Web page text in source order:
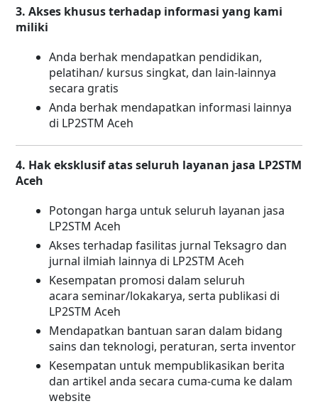
3. Akses khusus terhadap informasi yang kami
miliki
Anda berhak mendapatkan pendidikan,
pelatihan/ kursus singkat, dan lain-lainnya
secara gratis
Anda berhak mendapatkan informasi lainnya
di LP2STM Aceh
4. Hak eksklusif atas seluruh layanan jasa LP2STM
Aceh
Potongan harga untuk seluruh layanan jasa
LP2STM Aceh
Akses terhadap fasilitas jurnal Teksagro dan
jurnal ilmiah lainnya di LP2STM Aceh
Kesempatan promosi dalam seluruh
acara seminar/lokakarya, serta publikasi di
LP2STM Aceh
Mendapatkan bantuan saran dalam bidang
sains dan teknologi, peraturan, serta inventor
Kesempatan untuk mempublikasikan berita
dan artikel anda secara cuma-cuma ke dalam
website